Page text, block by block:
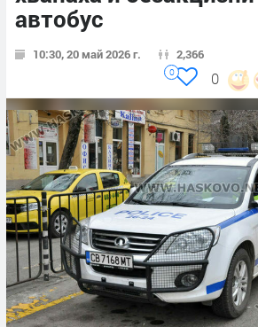
автобус
10:30, 20 май 2026 г. 2,366
0
0